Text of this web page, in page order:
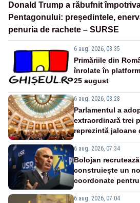
Donald Trump a răbufnit
Pentagonului: președintele,
penuria de rachete – SURSE
6 aug. 2026, 08:35
Primăriile din
înrolate în
25 august
6 aug. 2026, 08:28
Parlamentul a
extraordinară trei
reprezintă jaloane
6 aug. 2026, 07:34
Bolojan
construiește un
coordonate
6 aug. 2026, 07:04